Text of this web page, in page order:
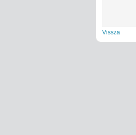
Vissza